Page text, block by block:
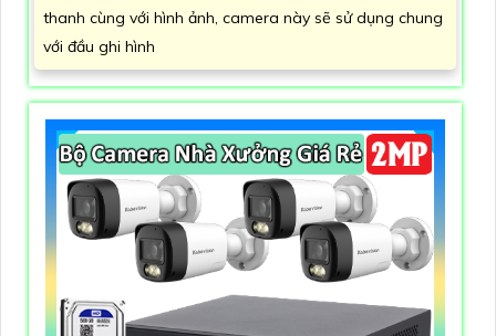
thanh cùng với hình ảnh, camera này sẽ sử dụng chung
với đầu ghi hình